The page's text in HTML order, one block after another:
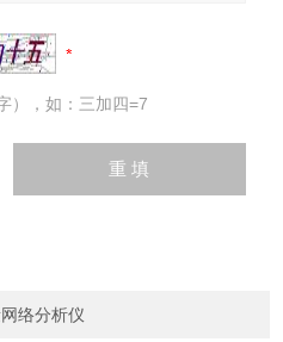
），如：三加四=7
络分析仪